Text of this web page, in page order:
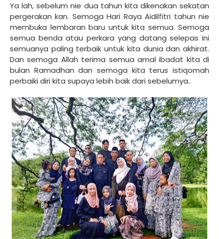
Ya lah, sebelum nie dua tahun kita dikenakan sekatan
pergerakan kan. Semoga Hari Raya Aidilfitri tahun nie
membuka lembaran baru untuk kita semua. Semoga
semua benda atau perkara yang datang selepas ini
semuanya paling terbaik untuk kita dunia dan akhirat.
Dan semoga Allah terima semua amal ibadat kita di
bulan Ramadhan dan semoga kita terus istiqomah
perbaiki diri kita supaya lebih baik dari sebelumya..